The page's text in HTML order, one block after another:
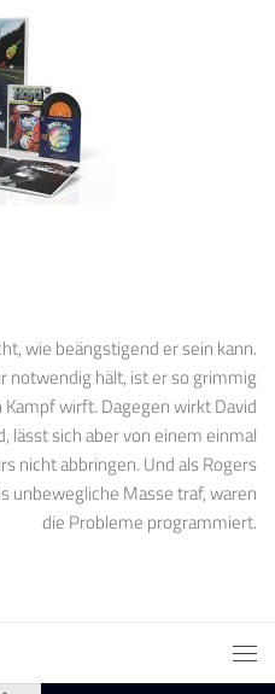
wie beängstigend er sein kann.
notwendig hält, ist er so grimmig
wirft. Dagegen wirkt David
lässt sich aber von einem einmal
nicht abbringen. Und als Rogers
unbewegliche Masse traf, waren
die Probleme programmiert.